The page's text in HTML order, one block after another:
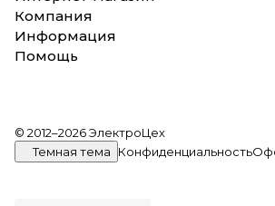
Компания
Информация
Помощь
© 2012–2026 ЭлектроЦех
Темная тема
Конфиденциальность